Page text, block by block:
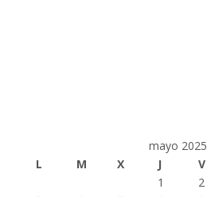
mayo 2025
L
M X J V
1
2